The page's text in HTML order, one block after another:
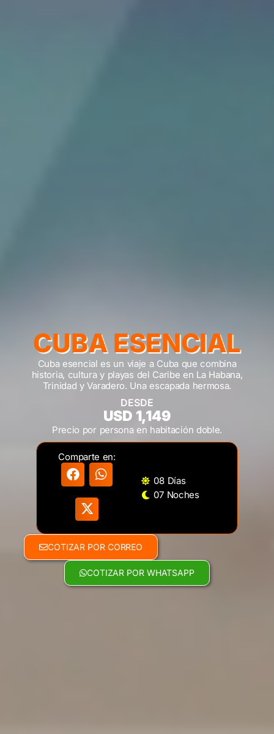
CUBA ESENCIAL
Cuba esencial es un viaje a Cuba que combina
historia, cultura y playas del Caribe en La Habana,
Trinidad y Varadero. Una escapada hermosa.
DESDE
USD 1,149
Precio por persona en habitación doble.
Comparte en:
08 Días
07 Noches
COTIZAR POR CORREO
COTIZAR POR WHATSAPP